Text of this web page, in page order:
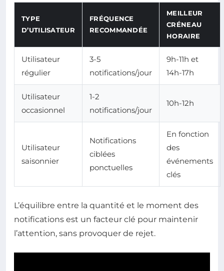
TYPE
D’UTILISATEUR
FRÉQUENCE
RECOMMANDÉE
MEILLEUR
CRÉNEAU
HORAIRE
Utilisateur
régulier
3-5
notifications/jour
9h-11h et
14h-17h
Utilisateur
occasionnel
1-2
notifications/jour
10h-12h
Utilisateur
saisonnier
Notifications
ciblées
ponctuelles
En fonction
des
événements
clés
L’équilibre entre la quantité et le moment des
notifications est un facteur clé pour maintenir
l’attention, sans provoquer de rejet.